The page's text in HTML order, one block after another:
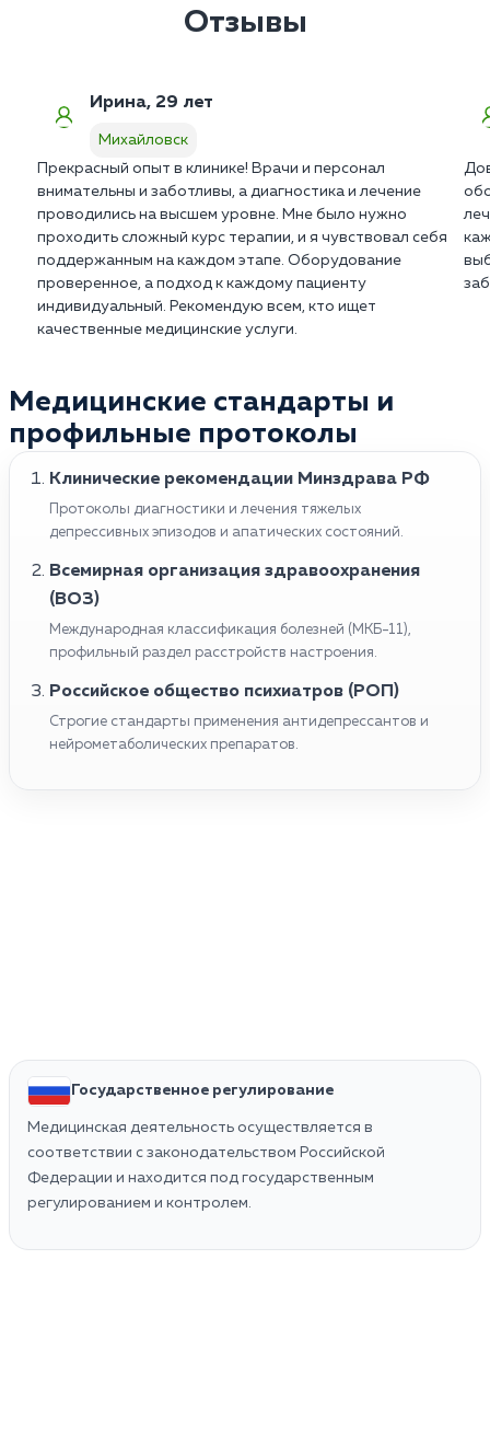
Выраженный прилив сил и стойкое возвращение
Отзывы
Ирина, 29 лет
Михайловск
Прекрасный опыт в клинике! Врачи и персонал
внимательны и заботливы, а диагностика и лечение
проводились на высшем уровне. Мне было нужно
проходить сложный курс терапии, и я чувствовал себя
поддержанным на каждом этапе. Оборудование
проверенное, а подход к каждому пациенту
индивидуальный. Рекомендую всем, кто ищет
качественные медицинские услуги.
Медицинские стандарты и
профильные протоколы
Клинические рекомендации Минздрава РФ
Протоколы диагностики и лечения тяжелых
депрессивных эпизодов и апатических состояний.
Всемирная организация здравоохранения
(ВОЗ)
Международная классификация болезней (МКБ-11),
профильный раздел расстройств настроения.
Российское общество психиатров (РОП)
Строгие стандарты применения антидепрессантов и
нейрометаболических препаратов.
Государственное регулирование
Медицинская деятельность осуществляется в
соответствии с законодательством Российской
Федерации и находится под государственным
регулированием и контролем.